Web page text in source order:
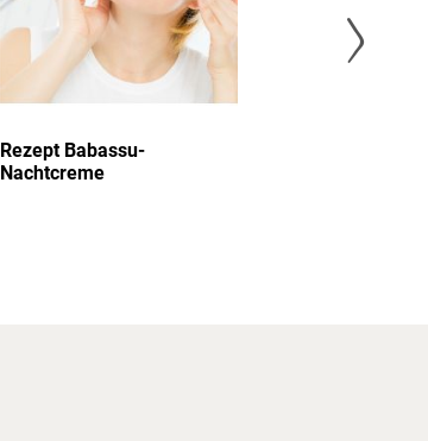
Rezept Babassu-
Nachtcreme